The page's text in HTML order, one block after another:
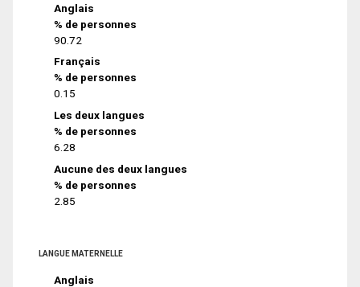
Anglais
% de personnes
90.72
Français
% de personnes
0.15
Les deux langues
% de personnes
6.28
Aucune des deux langues
% de personnes
2.85
LANGUE MATERNELLE
Anglais